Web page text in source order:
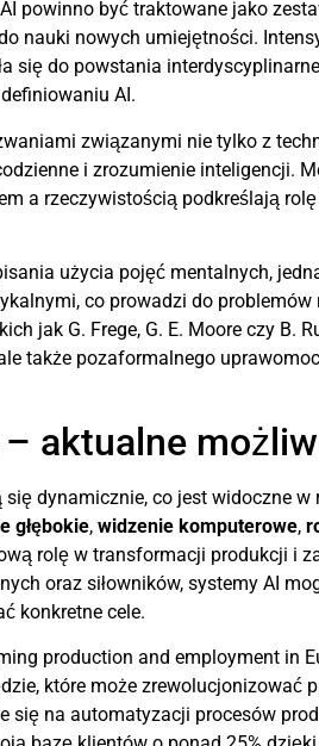
powinno być traktowane jako
nauki nowych umiejętności.
się do powstania
AI.
związanymi nie tylko z
i zrozumienie inteligencji.
a rzeczywistością podkreślają
użycia pojęć mentalnych,
co prowadzi do problemów
jak G. Frege, G. E. Moore czy B.
także pozaformalnego
aktualne
dynamicznie, co jest widoczne w
głębokie, widzenie komputerowe,
rolę w transformacji produkcji i
oraz siłowników, systemy AI
konkretne cele.
production and employment in
które może zrewolucjonizować
się na automatyzacji procesów